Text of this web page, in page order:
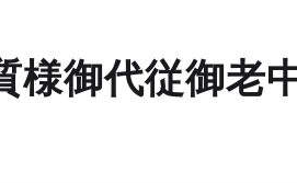
様御代従御老